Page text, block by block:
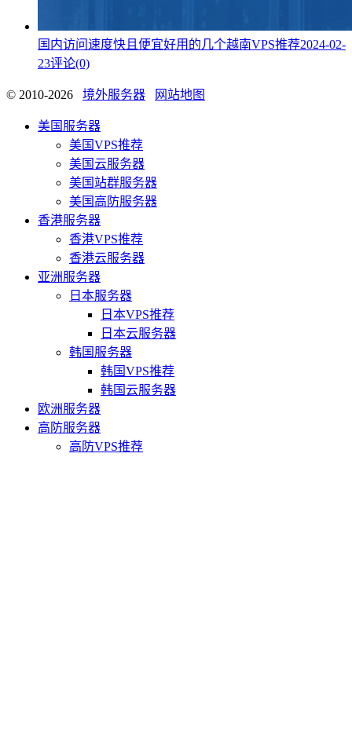
国内访问速度快且便宜好用的几个越南VPS推荐2024-02-
23评论(0)
© 2010-2026 境外服务器 网站地图
美国服务器
美国VPS推荐
美国云服务器
美国站群服务器
美国高防服务器
香港服务器
香港VPS推荐
香港云服务器
亚洲服务器
日本服务器
日本VPS推荐
日本云服务器
韩国服务器
韩国VPS推荐
韩国云服务器
欧洲服务器
高防服务器
高防VPS推荐